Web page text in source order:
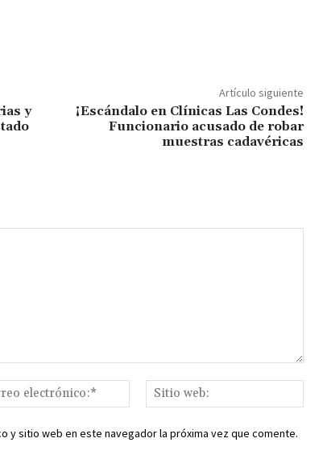
y
Artículo siguiente
¡Escándalo en Clínicas Las Condes!
Funcionario acusado de robar
muestras cadavéricas
Correo
electrónico:*
web:
y sitio web en este navegador la próxima vez que comente.